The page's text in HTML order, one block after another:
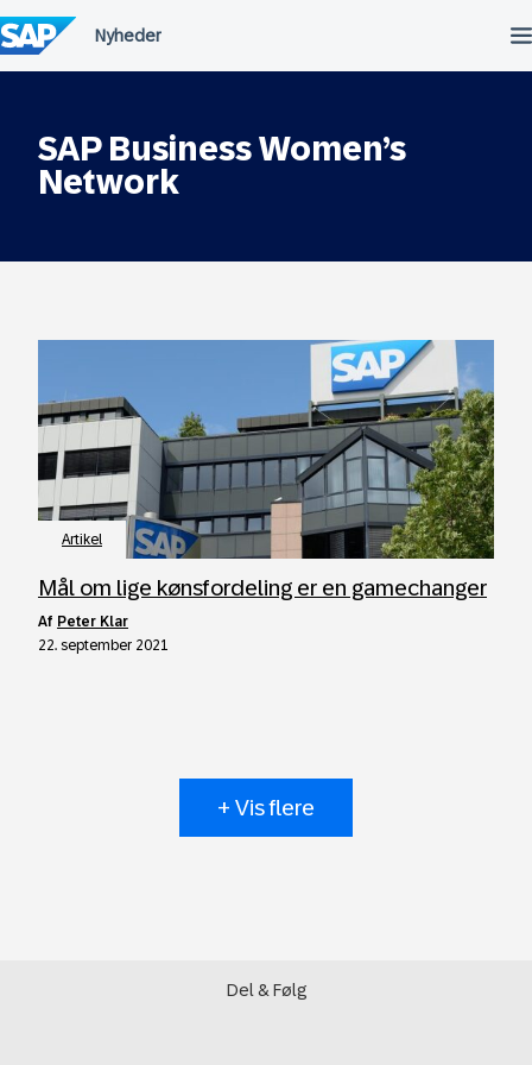
til
indholdet
SAP Business Women’s
Network
Artikel
Mål om lige kønsfordeling er en gamechanger
af Peter Klar
22. september 2021
+ Vis flere
Del & Følg